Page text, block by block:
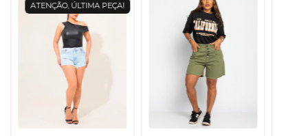
ATENÇÃO, ÚLTIMA PEÇA!